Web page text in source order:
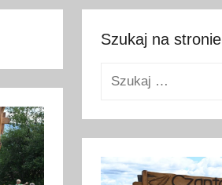
Szukaj na stronie
Szukaj: